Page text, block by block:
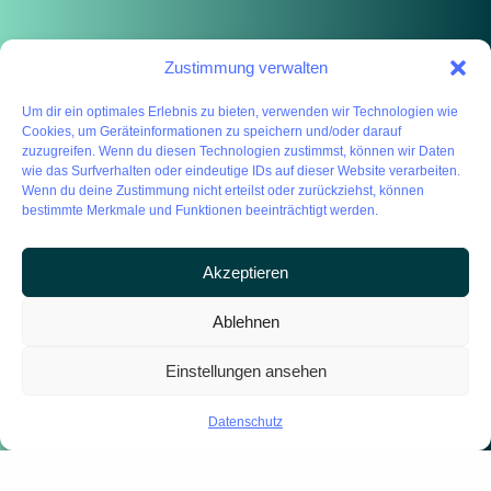
Zustimmung verwalten
Um dir ein optimales Erlebnis zu bieten, verwenden wir Technologien wie
Cookies, um Geräteinformationen zu speichern und/oder darauf
zuzugreifen. Wenn du diesen Technologien zustimmst, können wir Daten
wie das Surfverhalten oder eindeutige IDs auf dieser Website verarbeiten.
Wenn du deine Zustimmung nicht erteilst oder zurückziehst, können
bestimmte Merkmale und Funktionen beeinträchtigt werden.
Akzeptieren
Ablehnen
Einstellungen ansehen
Datenschutz